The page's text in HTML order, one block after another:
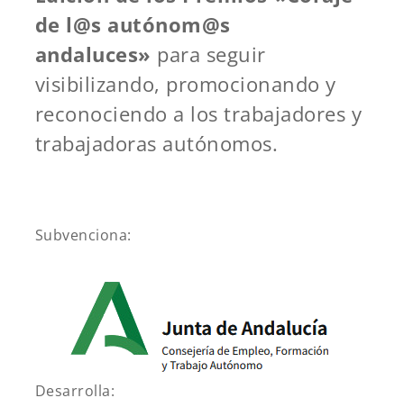
de l@s autónom@s
andaluces» para seguir
visibilizando, promocionando y
reconociendo a los trabajadores y
trabajadoras autónomos.
Subvenciona:
Desarrolla: